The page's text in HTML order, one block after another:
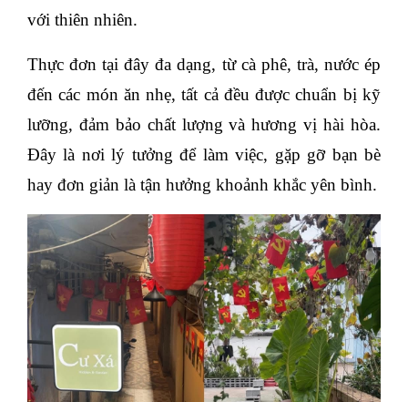
với thiên nhiên.
Thực đơn tại đây đa dạng, từ cà phê, trà, nước ép
đến các món ăn nhẹ, tất cả đều được chuẩn bị kỹ
lưỡng, đảm bảo chất lượng và hương vị hài hòa.
Đây là nơi lý tưởng để làm việc, gặp gỡ bạn bè
hay đơn giản là tận hưởng khoảnh khắc yên bình.